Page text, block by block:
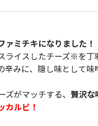
ァミチキになりました！
イスしたチーズ※を丁
みに、隠し味として
がマッチする、 贅沢な
カルビ！